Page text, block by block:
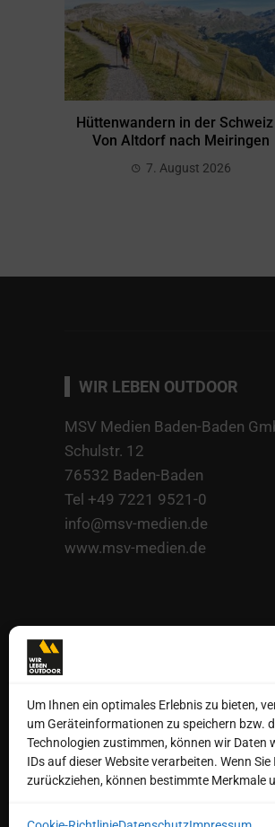
Um Ihnen ein optimales Erlebnis zu bieten,
um Geräteinformationen zu speichern bzw.
Technologien zustimmen, können wir Daten
IDs auf dieser Website verarbeiten. Wenn
zurückziehen, können bestimmte Merkmale
Hüttenwandern in der
Von Altdorf nach Meiringen
7. August 2026
WIR LEBEN OUTDOOR
MSV Medien Baden-Baden
Schulstr. 12
76532 Baden-Baden
Tel +49 7221 9521-0
info@msv-medien.de
www.msv-medien.de